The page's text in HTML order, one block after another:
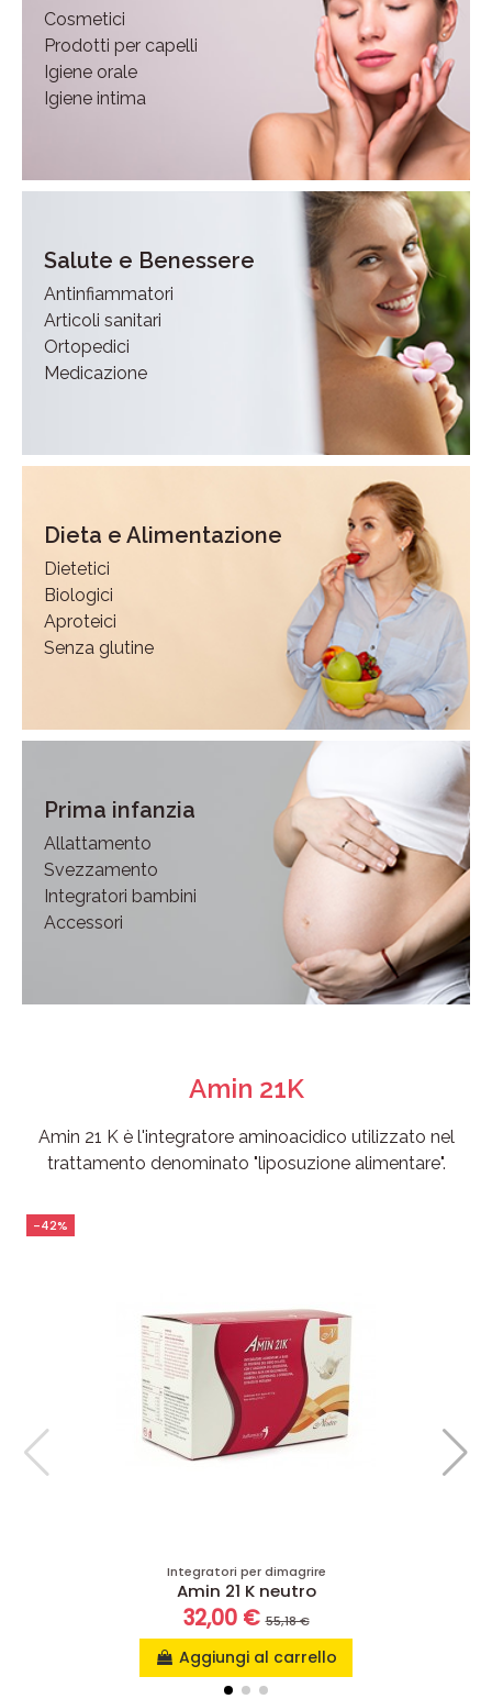
Cosmetici
Prodotti per capelli
Igiene orale
Igiene intima
Salute e Benessere
Antinfiammatori
Articoli sanitari
Ortopedici
Medicazione
Dieta e Alimentazione
Dietetici
Biologici
Aproteici
Senza glutine
Prima infanzia
Allattamento
Svezzamento
Integratori bambini
Accessori
Amin 21K
Amin 21 K è l'integratore aminoacidico utilizzato nel
trattamento denominato "liposuzione alimentare".
-42%
Integratori per dimagrire
Amin 21 K neutro
32,00 €55,18 €
Aggiungi al carrello